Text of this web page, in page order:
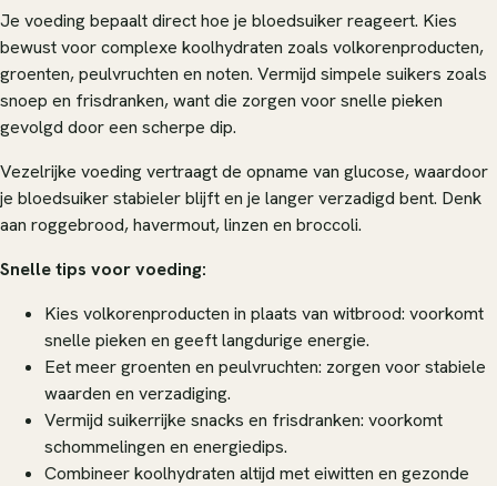
Je voeding bepaalt direct hoe je bloedsuiker reageert. Kies
bewust voor complexe koolhydraten zoals volkorenproducten,
groenten, peulvruchten en noten. Vermijd simpele suikers zoals
snoep en frisdranken, want die zorgen voor snelle pieken
gevolgd door een scherpe dip.
Vezelrijke voeding vertraagt de opname van glucose, waardoor
je bloedsuiker stabieler blijft en je langer verzadigd bent. Denk
aan roggebrood, havermout, linzen en broccoli.
Snelle tips voor voeding:
Kies volkorenproducten in plaats van witbrood: voorkomt
snelle pieken en geeft langdurige energie.
Eet meer groenten en peulvruchten: zorgen voor stabiele
waarden en verzadiging.
Vermijd suikerrijke snacks en frisdranken: voorkomt
schommelingen en energiedips.
Combineer koolhydraten altijd met eiwitten en gezonde